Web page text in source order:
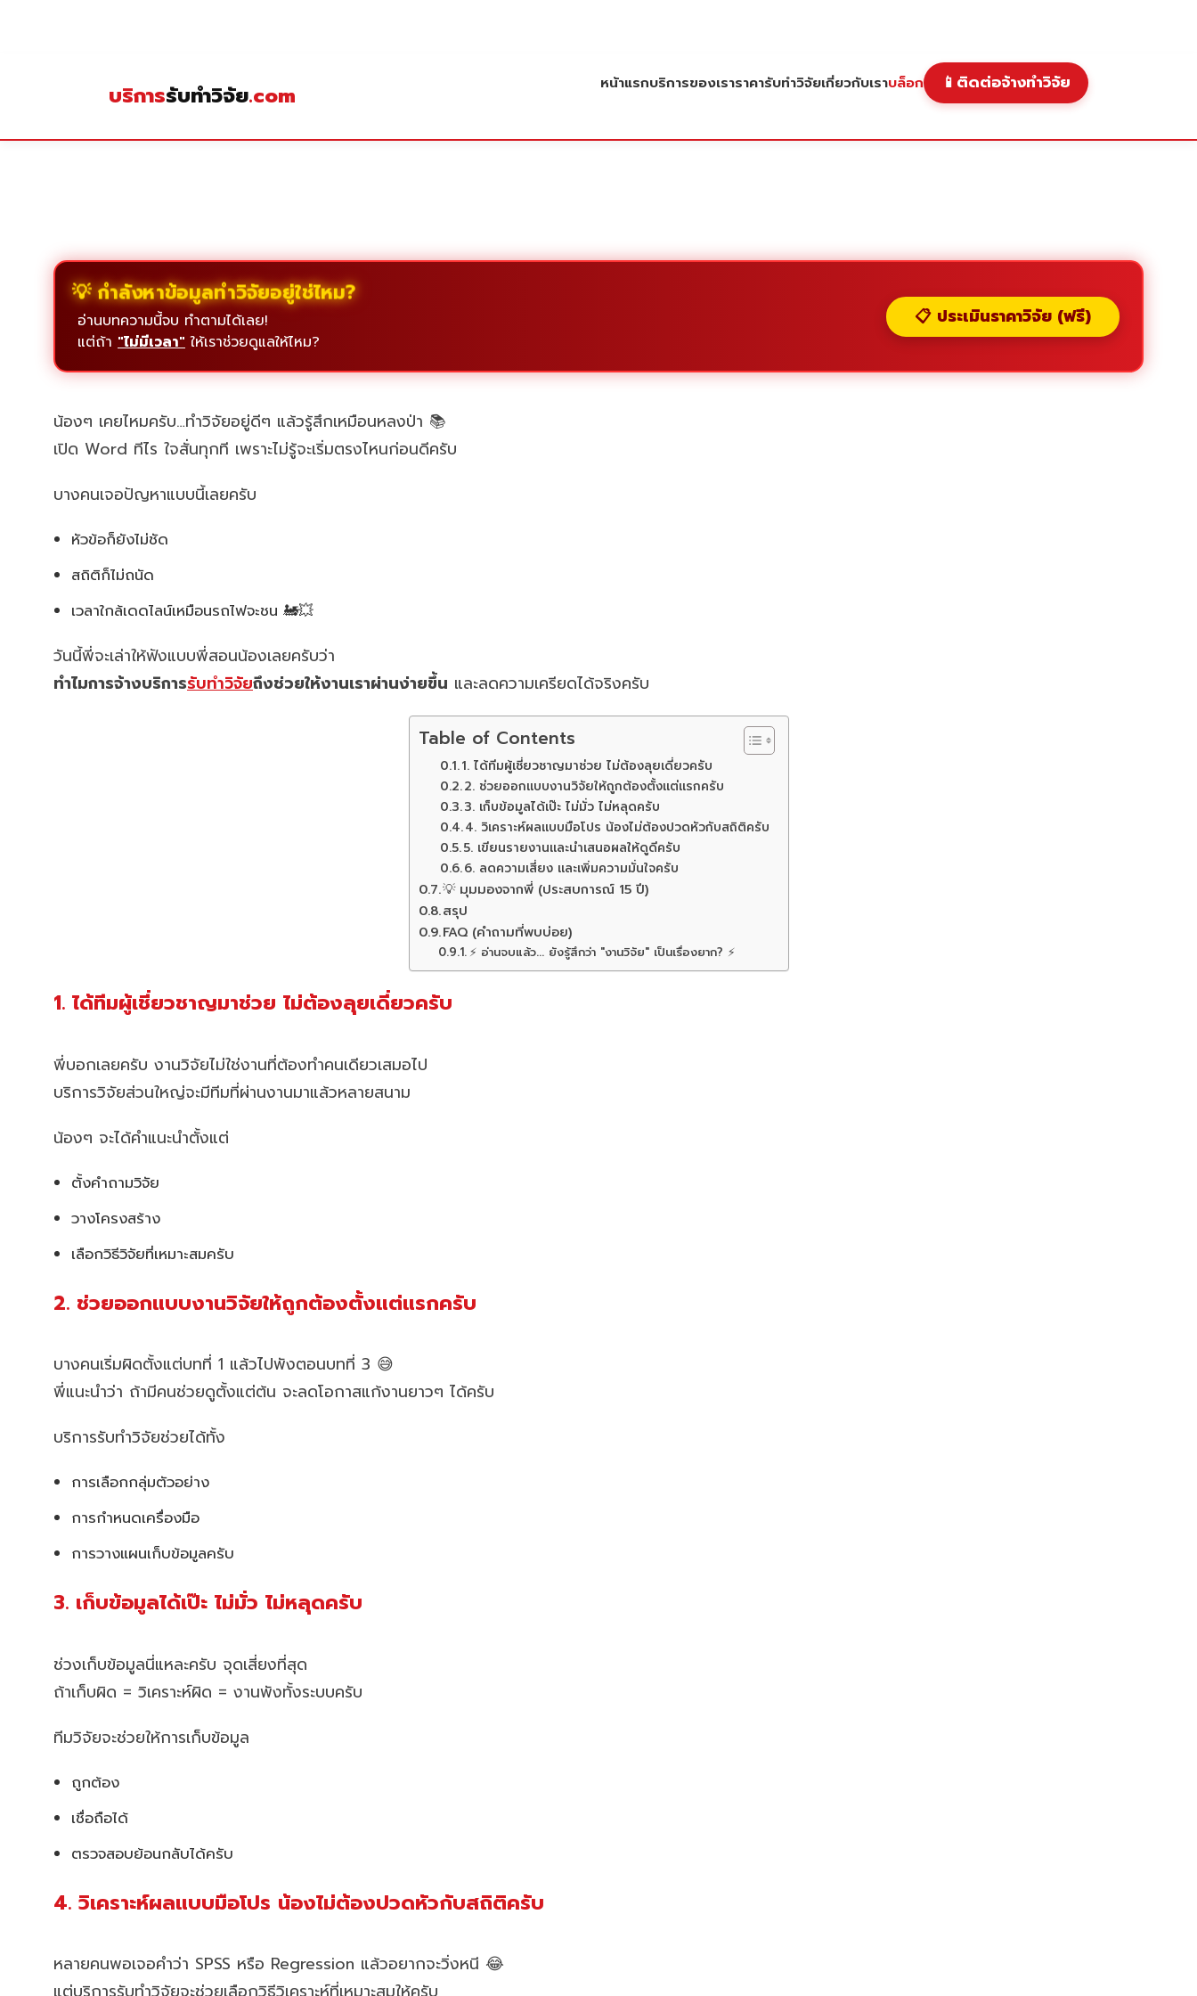
บริการรับทำวิจัย.com หน้าแรกบริการของเราราคารับทำวิจัยเกี่ยวกับเราบล็อก 📱 ติดต่อจ้างทำวิจัย
💡 กำลังหาข้อมูลทำวิจัยอยู่ใช่ไหม?
อ่านบทความนี้จบ ทำตามได้เลย!
แต่ถ้า "ไม่มีเวลา" ให้เราช่วยดูแลให้ไหม?
📋 ประเมินราคาวิจัย (ฟรี)
น้องๆ เคยไหมครับ…ทำวิจัยอยู่ดีๆ แล้วรู้สึกเหมือนหลงป่า 📚
เปิด Word ทีไร ใจสั่นทุกที เพราะไม่รู้จะเริ่มตรงไหนก่อนดีครับ
บางคนเจอปัญหาแบบนี้เลยครับ
หัวข้อก็ยังไม่ชัด
สถิติก็ไม่ถนัด
เวลาใกล้เดดไลน์เหมือนรถไฟจะชน 🚂💥
วันนี้พี่จะเล่าให้ฟังแบบพี่สอนน้องเลยครับว่า
ทำไมการจ้างบริการรับทำวิจัยถึงช่วยให้งานเราผ่านง่ายขึ้น และลดความเครียดได้จริงครับ
Table of Contents
1. ได้ทีมผู้เชี่ยวชาญมาช่วย ไม่ต้องลุยเดี่ยวครับ
2. ช่วยออกแบบงานวิจัยให้ถูกต้องตั้งแต่แรกครับ
3. เก็บข้อมูลได้เป๊ะ ไม่มั่ว ไม่หลุดครับ
4. วิเคราะห์ผลแบบมือโปร น้องไม่ต้องปวดหัวกับสถิติครับ
5. เขียนรายงานและนำเสนอผลให้ดูดีครับ
6. ลดความเสี่ยง และเพิ่มความมั่นใจครับ
💡 มุมมองจากพี่ (ประสบการณ์ 15 ปี)
สรุป
FAQ (คำถามที่พบบ่อย)
⚡ อ่านจบแล้ว... ยังรู้สึกว่า "งานวิจัย" เป็นเรื่องยาก? ⚡
1. ได้ทีมผู้เชี่ยวชาญมาช่วย ไม่ต้องลุยเดี่ยวครับ
พี่บอกเลยครับ งานวิจัยไม่ใช่งานที่ต้องทำคนเดียวเสมอไป
บริการวิจัยส่วนใหญ่จะมีทีมที่ผ่านงานมาแล้วหลายสนาม
น้องๆ จะได้คำแนะนำตั้งแต่
ตั้งคำถามวิจัย
วางโครงสร้าง
เลือกวิธีวิจัยที่เหมาะสมครับ
2. ช่วยออกแบบงานวิจัยให้ถูกต้องตั้งแต่แรกครับ
บางคนเริ่มผิดตั้งแต่บทที่ 1 แล้วไปพังตอนบทที่ 3 😅
พี่แนะนำว่า ถ้ามีคนช่วยดูตั้งแต่ต้น จะลดโอกาสแก้งานยาวๆ ได้ครับ
บริการรับทำวิจัยช่วยได้ทั้ง
การเลือกกลุ่มตัวอย่าง
การกำหนดเครื่องมือ
การวางแผนเก็บข้อมูลครับ
3. เก็บข้อมูลได้เป๊ะ ไม่มั่ว ไม่หลุดครับ
ช่วงเก็บข้อมูลนี่แหละครับ จุดเสี่ยงที่สุด
ถ้าเก็บผิด = วิเคราะห์ผิด = งานพังทั้งระบบครับ
ทีมวิจัยจะช่วยให้การเก็บข้อมูล
ถูกต้อง
เชื่อถือได้
ตรวจสอบย้อนกลับได้ครับ
4. วิเคราะห์ผลแบบมือโปร น้องไม่ต้องปวดหัวกับสถิติครับ
หลายคนพอเจอคำว่า SPSS หรือ Regression แล้วอยากจะวิ่งหนี 😂